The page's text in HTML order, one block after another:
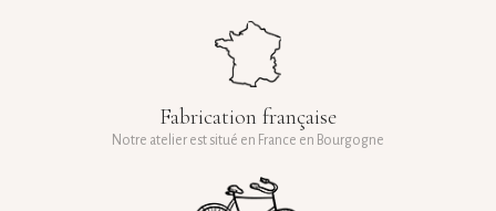
Fabrication française
Notre atelier est situé en France en Bourgogne